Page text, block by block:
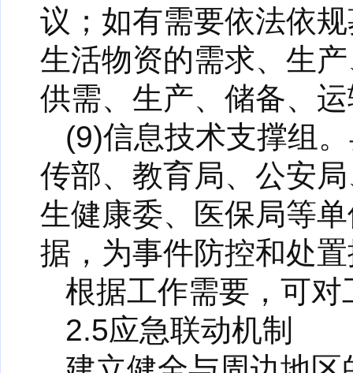
议；如有需要依法依
生活物资的需求、生
供需、生产、储备、
(9)信息技术支撑组
传部、教育局、公安
生健康委、医保局等
据，为事件防控和处
根据工作需要，可
2.5应急联动机制